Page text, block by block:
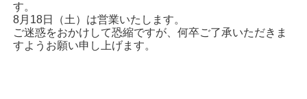
す。
8月18日（土）は営業いたします。
ご迷惑をおかけして恐縮ですが、何卒ご了承いただきま
すようお願い申し上げます。